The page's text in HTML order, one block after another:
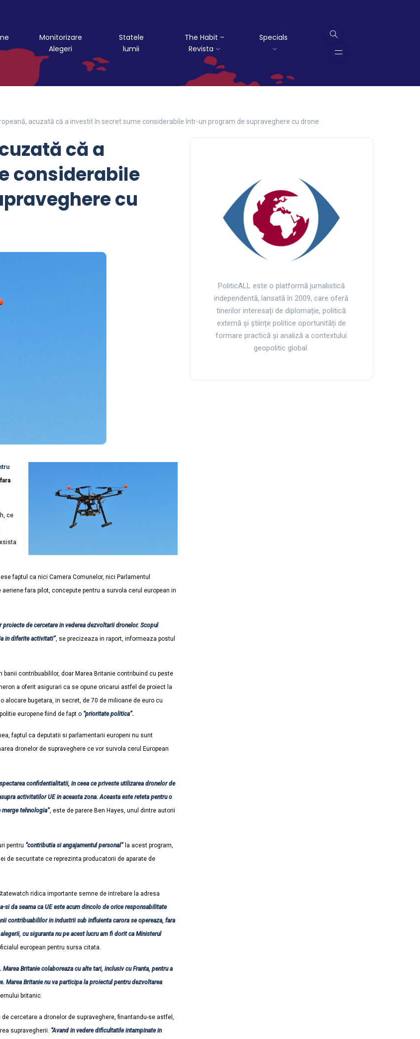
Monitorizare
Alegeri
Statele
lumii
The Habit –
Revista
Specials
acuzată că a investit în secret sume considerabile într-un program de supraveghere cu drone
că a
considerabile
cu
ce
faptul ca nici Camera Comunelor, nici Parlamentul
fara pilot, concepute pentru a survola cerul european in
de cercetare in vederea dezvoltarii dronelor. Scopul
in diferite activitati”, se precizeaza in raport, informeaza postul
contribuabililor, doar Marea Britanie contribuind cu peste
a oferit asigurari ca se opune oricarui astfel de proiect la
alocare bugetara, in secret, de 70 de milioane de euro cu
europene fiind de fapt o “prioritate politica”.
faptul ca deputatii si parlamentarii europeni nu sunt
dronelor de supraveghere ce vor survola cerul European
confidentialitatii, in ceea ce priveste utilizarea dronelor de
activitatilor UE in aceasta zona. Aceasta este reteta pentru o
tehnologia”, este de parere Ben Hayes, unul dintre autorii
pentru “contributia si angajamentul personal” la acest program,
de securitate ce reprezinta producatorii de aparate de
ridica importante semne de intrebare la adresa
si da seama ca UE este acum dincolo de orice responsabilitate
contribuabililor in industrii sub influienta carora se opereaza, fara
cu siguranta nu pe acest lucru am fi dorit ca Ministerul
european pentru sursa citata.
Britanie colaboreaza cu alte tari, inclusiv cu Franta, pentru a
Marea Britanie nu va participa la proiectul pentru dezvoltarea
britanic.
cercetare a dronelor de supraveghere, finantandu-se astfel,
supravegherii. “Avand in vedere dificultatile intampinate in
PoliticALL este o platformă jurnalistică
independentă, lansată în 2009, care oferă
tinerilor interesați de diplomație, politică
externă și științe politice oportunități de
formare practică și analiză a contextului
geopolitic global.